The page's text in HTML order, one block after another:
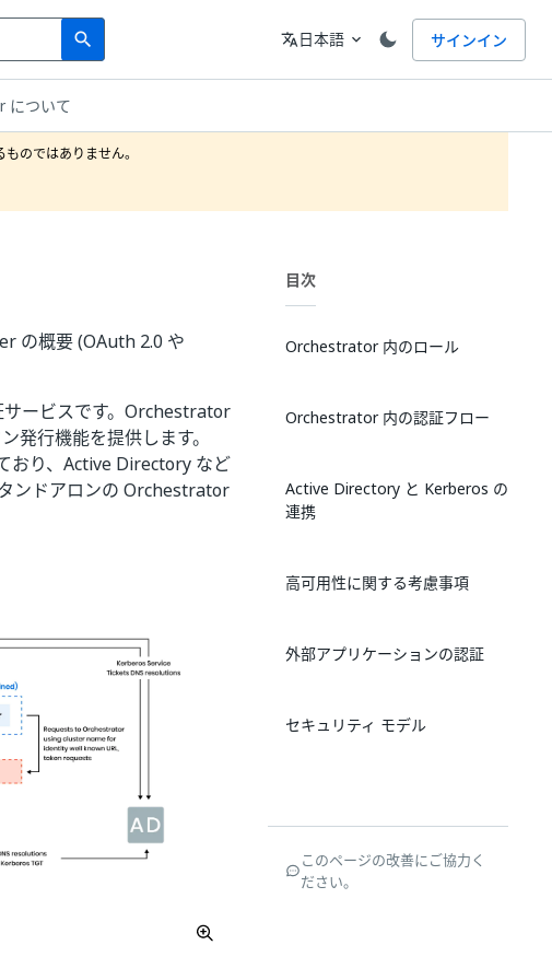
search
Search 言語
translate日本語 expand_more サインイン
について
のではありません。
の概要 (OAuth 2.0 や
ービスです。Orchestrator
発行機能を提供します。
おり、Active Directory など
ンドアロンの Orchestrator
目次
Orchestrator 内のロール
Orchestrator 内の認証フロー
Active Directory と Kerberos の
連携
高可用性に関する考慮事項
外部アプリケーションの認証
セキュリティ モデル
このページの改善にご協力く
ださい。